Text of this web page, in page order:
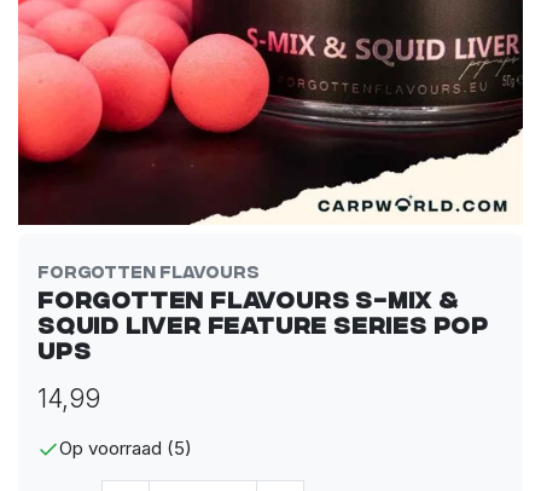
Forgotten Flavours
Forgotten Flavours S-Mix &
Squid Liver Feature Series Pop
Ups
14,99
Op voorraad (5)